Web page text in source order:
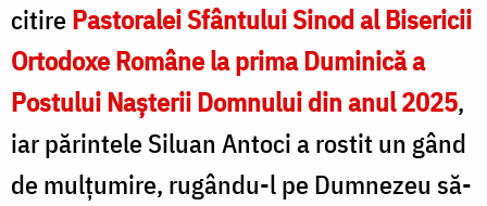
citirePastoralei Sfântului Sinod al Bisericii
Ortodoxe Române la prima Duminică a
Postului Nașterii Domnului din anul 2025,
iar părintele Siluan Antoci a rostit un gând
de mulțumire, rugându-l pe Dumnezeu să-